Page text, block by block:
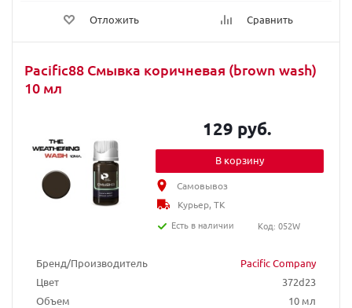
Отложить Сравнить
Pacific88 Смывка коричневая (brown wash)
10 мл
Бренд/Производитель
Pacific Company
Цвет
372d23
Объем
10 мл
129 руб.
В корзину
Самовывоз
Курьер, ТК
Есть в наличии
Код: 052W